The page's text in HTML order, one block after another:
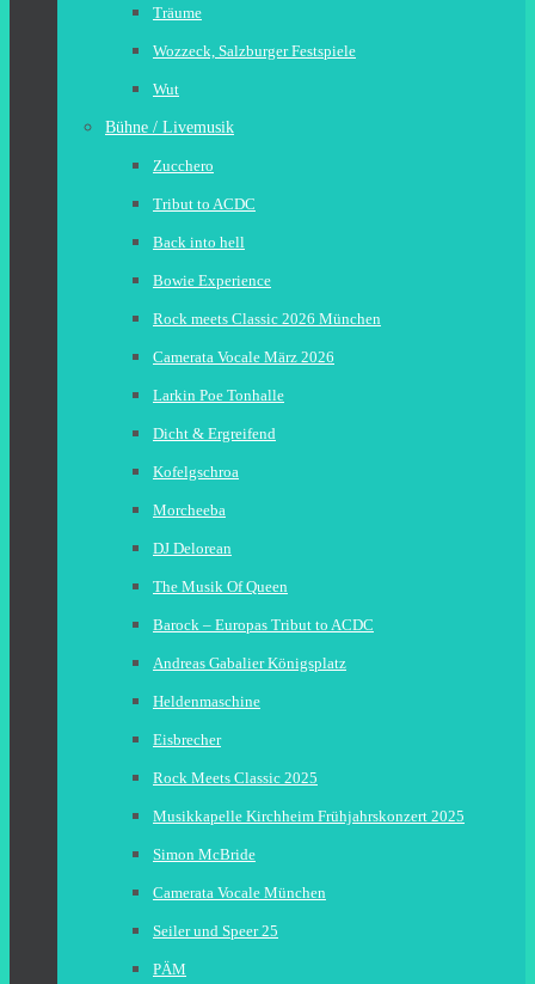
Träume
Wozzeck, Salzburger Festspiele
Wut
Bühne / Livemusik
Zucchero
Tribut to ACDC
Back into hell
Bowie Experience
Rock meets Classic 2026 München
Camerata Vocale März 2026
Larkin Poe Tonhalle
Dicht & Ergreifend
Kofelgschroa
Morcheeba
DJ Delorean
The Musik Of Queen
Barock – Europas Tribut to ACDC
Andreas Gabalier Königsplatz
Heldenmaschine
Eisbrecher
Rock Meets Classic 2025
Musikkapelle Kirchheim Frühjahrskonzert 2025
Simon McBride
Camerata Vocale München
Seiler und Speer 25
PÄM